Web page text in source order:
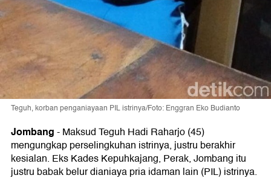
Teguh, korban penganiayaan PIL istrinya/Foto: Enggran Eko Budianto
Jombang-Maksud Teguh Hadi Raharjo (45)
mengungkap perselingkuhan istrinya, justru berakhir
kesialan. Eks Kades Kepuhkajang, Perak, Jombang itu
justru babak belur dianiaya pria idaman lain (PIL) istrinya.